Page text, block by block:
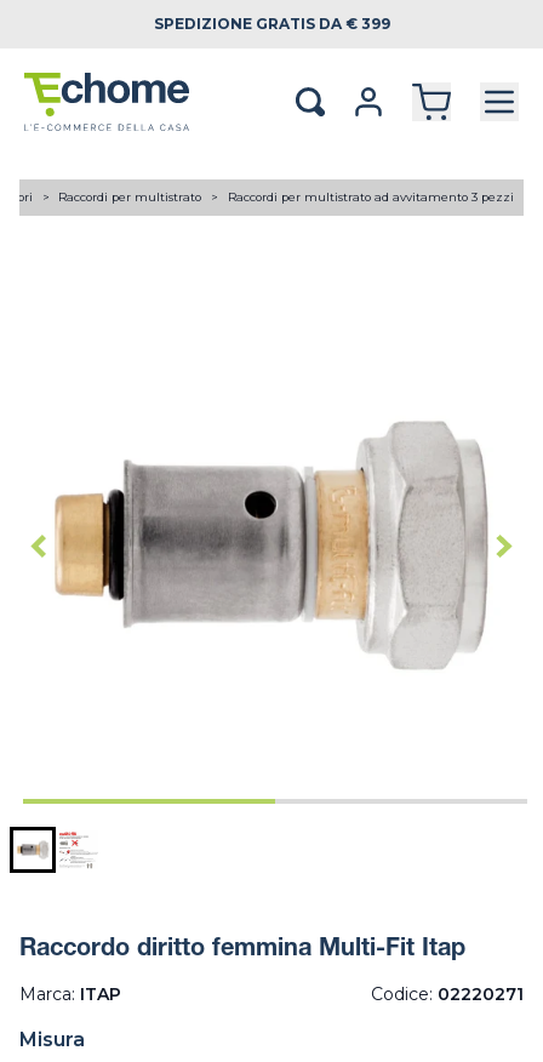
SPEDIZIONE GRATIS DA € 399
Raccordi per multistrato Raccordi per multistrato ad avvitamento 3 pezzi
Raccordo diritto femmina Multi-Fit Itap
Marca: ITAP Codice: 02220271
Misura